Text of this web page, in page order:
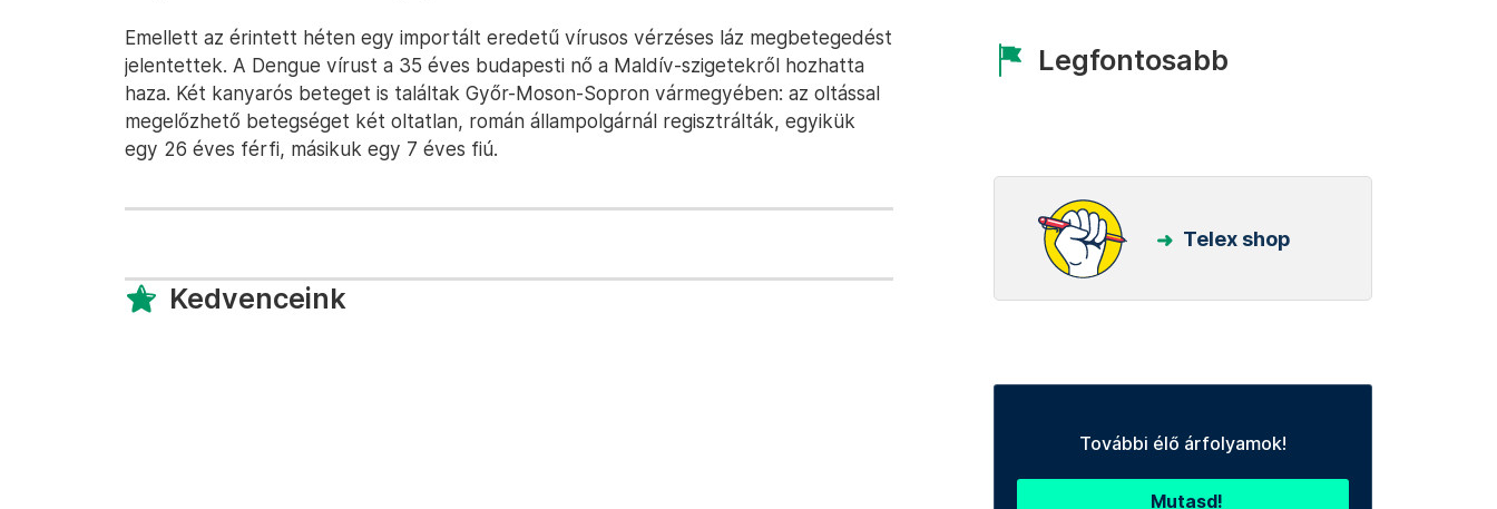
Emellett az érintett héten egy importált eredetű vírusos vérzéses láz megbetegedést
jelentettek. A Dengue vírust a 35 éves budapesti nő a Maldív-szigetekről hozhatta
haza. Két kanyarós beteget is találtak Győr-Moson-Sopron vármegyében: az oltással
megelőzhető betegséget két oltatlan, román állampolgárnál regisztrálták, egyikük
egy 26 éves férfi, másikuk egy 7 éves fiú.
Kedvenceink
Legfontosabb
Telex shop
További élő árfolyamok!
Mutasd!